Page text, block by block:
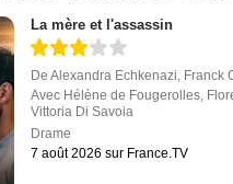
La mère et l'assassin
DeAlexandra Echkenazi, Franck
Avec Hélène de Fougerolles,
Vittoria Di Savoia
Drame
7 août 2026 sur France.TV